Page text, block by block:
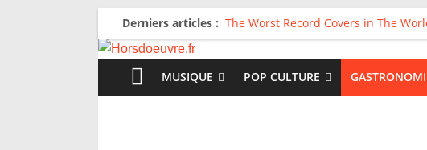
Derniers articles : The Worst Record Covers in The
Avril 2026 : C’est dans les vieux
Salvaation : Electro Ladyland
For The First Time, Again : Tyler
Radio HDO #54 : Just be Good
MUSIQUE POP CULTURE